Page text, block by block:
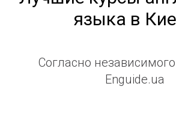
языка в
Согласно
Enguide.ua